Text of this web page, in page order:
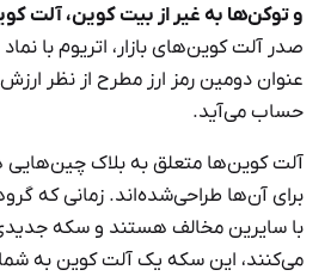
و توکن‌ها به ‌غیر از بیت کوین، آلت
حساب می‌آید.
آلت کوین‌ها متعلق به بلاک
برای آن‌ها طراحی‌شده‌اند. زمانی که
با سایرین مخالف هستند و سکه جدیدی
می‌کنند، این سکه یک آلت کوین به